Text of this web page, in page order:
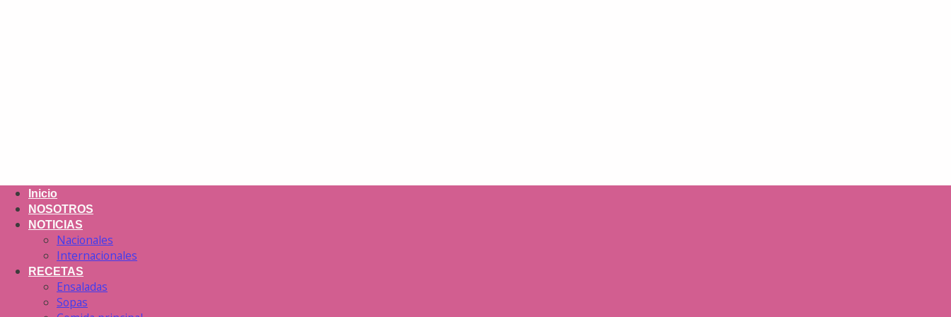
Inicio
NOSOTROS
NOTICIAS
Nacionales
Internacionales
RECETAS
Ensaladas
Sopas